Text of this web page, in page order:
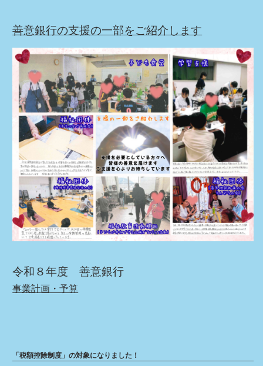
善意銀行の支援の一部をご紹介します
令和８年度 善意銀行
事業計画・予算
「税額控除制度」の対象になりました！